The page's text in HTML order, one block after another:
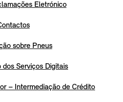
Eletrónico
sobre Pneus
dos Serviços Digitais
– Intermediação de Crédito